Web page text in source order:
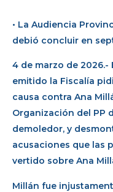
• La Audiencia
debió concluir en
4 de marzo de 2026.-
emitido la Fiscalía
causa contra Ana
Organización del PP
demoledor, y
acusaciones que las
vertido sobre Ana
Millán fue